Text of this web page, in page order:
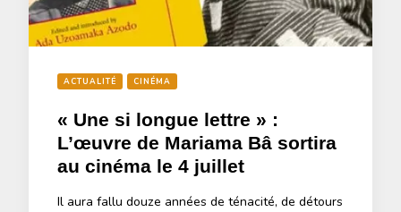
ACTUALITÉ CINÉMA
« Une si longue lettre » :
L’œuvre de Mariama Bâ sortira
au cinéma le 4 juillet
Il aura fallu douze années de ténacité, de détours